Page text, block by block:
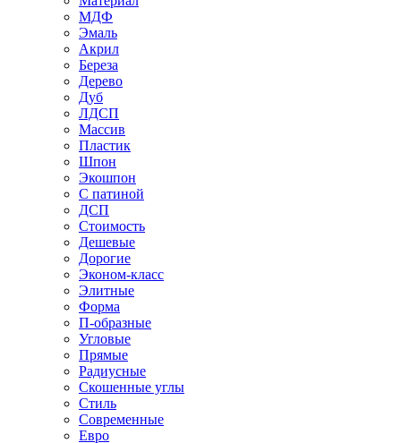
МДФ
Эмаль
Акрил
Береза
Дерево
Дуб
ЛДСП
Массив
Пластик
Шпон
Экошпон
С патиной
ДСП
Стоимость
Дешевые
Дорогие
Эконом-класс
Элитные
Форма
П-образные
Угловые
Прямые
Радиусные
Скошенные углы
Стиль
Современные
Евро